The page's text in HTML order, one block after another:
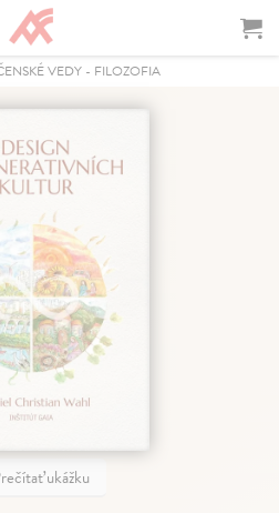
VEDY - FILOZOFIA
ukážku